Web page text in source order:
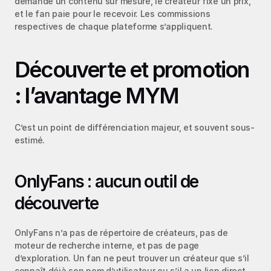
et le fan paie pour le recevoir. Les commissions
respectives de chaque plateforme s’appliquent.
Découverte et promotion
: l’avantage MYM
C’est un point de différenciation majeur, et souvent sous-
estimé.
OnlyFans : aucun outil de
découverte
OnlyFans n’a pas de répertoire de créateurs, pas de
moteur de recherche interne, et pas de page
d’exploration. Un fan ne peut trouver un créateur que s’il